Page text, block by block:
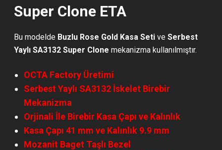
Super Clone ETA
Bu modelde Buzlu Rose Gold Kasa Seti veSerbest
Yaylı SA3132 Super Clone mekanizma kullanılmıştır.
OCTA Factory Üretimi
Serbest Yaylı SA3132 İskelet Birebir
Mekanizma
Orjinali İle Birebir Kasa Çapı ve Kalınlık
Kasa Çapı 41 mm ve Kalınlık 9.9 mm
Mozanit Baget Taşlı Bezel